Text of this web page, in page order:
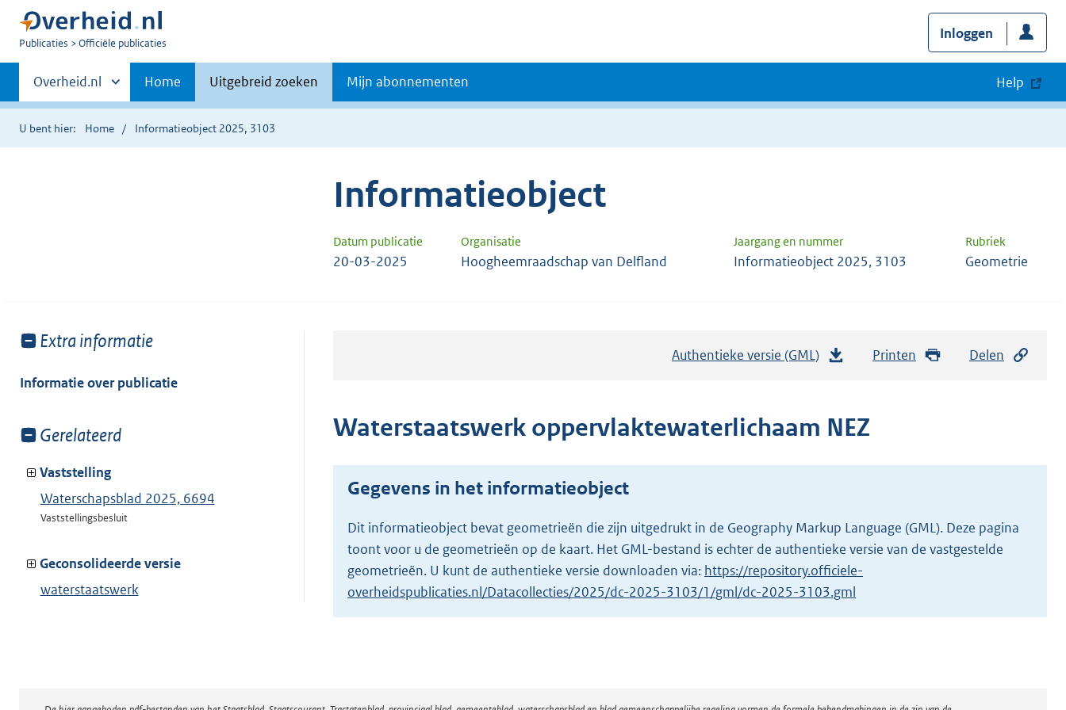
U
Publicaties Officiële publicaties
Inloggen
Primaire
navigatie
Andere
sites
binnen
Overheid.nl Home Uitgebreid zoeken Mijn abonnementen Help
U bent hier: Home Informatieobject 2025, 3103
Informatieobject
Datum publicatie Organisatie Jaargang en nummer Rubriek
20-03-2025 Hoogheemraadschap van Delfland Informatieobject 2025, 3103 Geometrie
Toon
van:
Extra informatie
Informatie over publicatie
Toon
van:
Gerelateerd
Vaststelling
Waterschapsblad 2025, 6694
Vaststellingsbesluit
Geconsolideerde versie
waterstaatswerk
Authentieke versie (GML)
n
g
r
o
o
Printen Delen
Waterstaatswerk oppervlaktewaterlichaam NEZ
Gegevens in het informatieobject
Dit informatieobject bevat geometrieën die zijn uitgedrukt in de Geography Markup Language (GML). Deze pagina
toont voor u de geometrieën op de kaart. Het GML-bestand is echter de authentieke versie van de vastgestelde
geometrieën. U kunt de authentieke versie downloaden via: https://repository.officiele-
overheidspublicaties.nl/Datacollecties/2025/dc-2025-3103/1/gml/dc-2025-3103.gml